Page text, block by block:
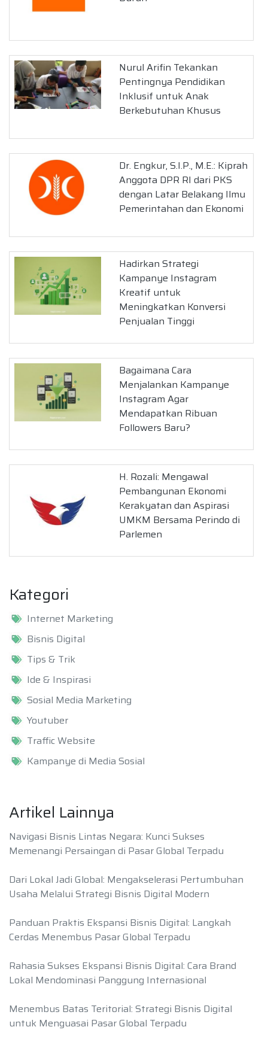
Nurul Arifin Tekankan
Pentingnya Pendidikan
Inklusif untuk Anak
Berkebutuhan Khusus
Dr. Engkur, S.I.P., M.E.: Kiprah
Anggota DPR RI dari PKS
dengan Latar Belakang Ilmu
Pemerintahan dan Ekonomi
Hadirkan Strategi
Kampanye Instagram
Kreatif untuk
Meningkatkan Konversi
Penjualan Tinggi
Bagaimana Cara
Menjalankan Kampanye
Instagram Agar
Mendapatkan Ribuan
Followers Baru?
H. Rozali: Mengawal
Pembangunan Ekonomi
Kerakyatan dan Aspirasi
UMKM Bersama Perindo di
Parlemen
Kategori
Internet Marketing
Bisnis Digital
Tips & Trik
Ide & Inspirasi
Sosial Media Marketing
Youtuber
Traffic Website
Kampanye di Media Sosial
Artikel Lainnya
Navigasi Bisnis Lintas Negara: Kunci Sukses
Memenangi Persaingan di Pasar Global Terpadu
Dari Lokal Jadi Global: Mengakselerasi Pertumbuhan
Usaha Melalui Strategi Bisnis Digital Modern
Panduan Praktis Ekspansi Bisnis Digital: Langkah
Cerdas Menembus Pasar Global Terpadu
Rahasia Sukses Ekspansi Bisnis Digital: Cara Brand
Lokal Mendominasi Panggung Internasional
Menembus Batas Teritorial: Strategi Bisnis Digital
untuk Menguasai Pasar Global Terpadu